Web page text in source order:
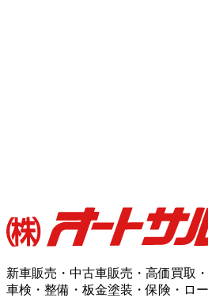
新車販売・中古車販売・高価買取
車検・整備・板金塗装・保険・ロ